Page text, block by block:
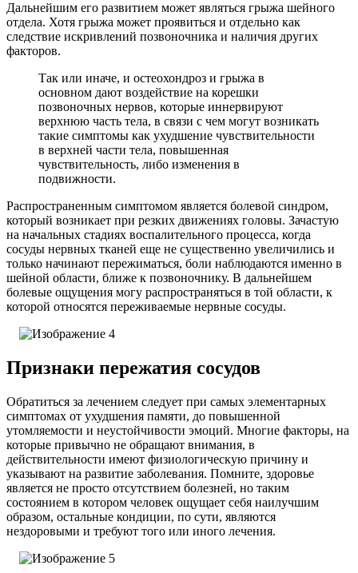
Дальнейшим его развитием может являться грыжа шейного
отдела. Хотя грыжа может проявиться и отдельно как
следствие искривлений позвоночника и наличия других
факторов.
Так или иначе, и остеохондроз и грыжа в
основном дают воздействие на корешки
позвоночных нервов, которые иннервируют
верхнюю часть тела, в связи с чем могут возникать
такие симптомы как ухудшение чувствительности
в верхней части тела, повышенная
чувствительность, либо изменения в
подвижности.
Распространенным симптомом является болевой синдром,
который возникает при резких движениях головы. Зачастую
на начальных стадиях воспалительного процесса, когда
сосуды нервных тканей еще не существенно увеличились и
только начинают пережиматься, боли наблюдаются именно в
шейной области, ближе к позвоночнику. В дальнейшем
болевые ощущения могу распространяться в той области, к
которой относятся переживаемые нервные сосуды.
Признаки пережатия сосудов
Обратиться за лечением следует при самых элементарных
симптомах от ухудшения памяти, до повышенной
утомляемости и неустойчивости эмоций. Многие факторы, на
которые привычно не обращают внимания, в
действительности имеют физиологическую причину и
указывают на развитие заболевания. Помните, здоровье
является не просто отсутствием болезней, но таким
состоянием в котором человек ощущает себя наилучшим
образом, остальные кондиции, по сути, являются
нездоровыми и требуют того или иного лечения.